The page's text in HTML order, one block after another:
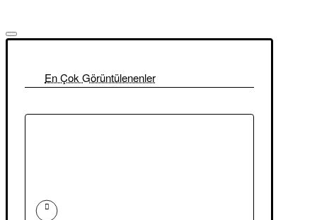
En Çok Görüntülenenler